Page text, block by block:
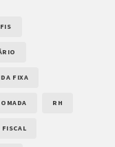
FIXA
RH
FISCAL